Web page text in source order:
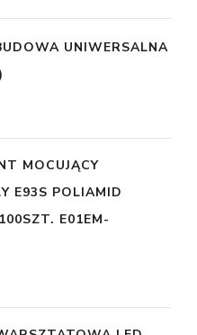
UNIWERSALNA
MOCUJĄCY
E93S POLIAMID
E01EM-